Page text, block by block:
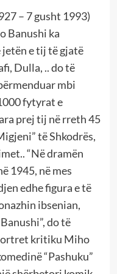
– 7 gusht 1993)
Banushi ka
e tij të gjatë
Dulla, .. do të
mbi
fytyrat e
prej tij në rreth 45
të Shkodrës,
“Në dramën
1945, në mes
edhe figura e të
ibsenian,
do të
kritiku Miho
“Pashuku”